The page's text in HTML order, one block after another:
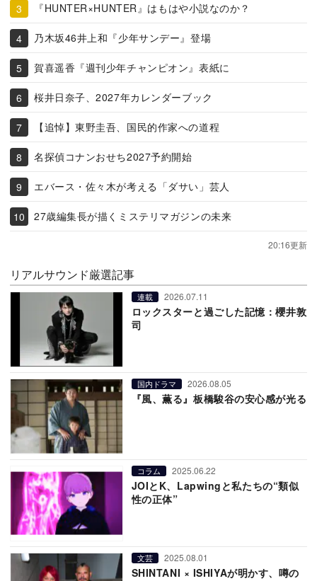
『HUNTER×HUNTER』はもはや小説なのか？
乃木坂46井上和『少年サンデー』登場
賀喜遥香『週刊少年チャンピオン』表紙に
桜井日奈子、2027年カレンダーブック
【追悼】東野圭吾、国民的作家への道程
名探偵コナンおせち2027予約開始
エバース・佐々木が考える「ダサい」芸人
27歳編集長が描くミステリマガジンの未来
20:16更新
リアルサウンド厳選記事
連載 2026.07.11
ロックスターと過ごした記憶：櫻井敦
司
国内ドラマ 2026.08.05
『風、薫る』板橋駿谷の安心感が光る
コラム 2025.06.22
JOIとK、Lapwingと私たちの“類似
性の正体”
文芸 2025.08.01
SHINTANI × ISHIYAが明かす、噂の